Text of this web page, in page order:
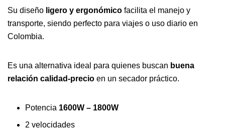
Su diseño ligero y ergonómico facilita el manejo y
transporte, siendo perfecto para viajes o uso diario en
Colombia.
Es una alternativa ideal para quienes buscan buena
relación calidad-precio en un secador práctico.
Potencia 1600W – 1800W
2 velocidades